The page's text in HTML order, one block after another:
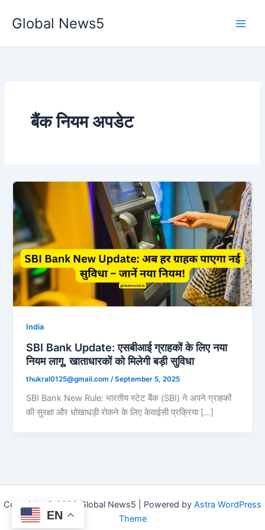
Global News5
बैंक नियम अपडेट
India
SBI Bank Update: एसबीआई ग्राहकों के लिए नया
नियम लागू, खाताधारकों को मिलेगी बड़ी सुविधा
thukral0125@gmail.com /September 5, 2025
SBI Bank New Rule: भारतीय स्टेट बैंक (SBI) ने अपने ग्राहकों
की सुरक्षा और धोखाधड़ी रोकने के लिए केवाईसी प्रक्रिया […]
Copyright © 2026 Global News5 | Powered by Astra WordPress
Theme
EN